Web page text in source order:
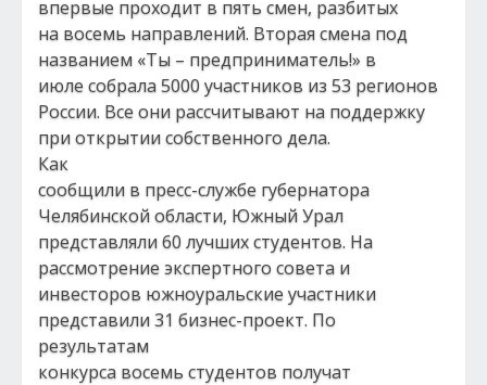
впервые проходит в пять смен, разбитых
на восемь направлений. Вторая смена под
названием «Ты – предприниматель!» в
июле собрала 5000 участников из 53 регионов
России. Все они рассчитывают на поддержку
при открытии собственного дела.
Как
сообщили в пресс-службе губернатора
Челябинской области, Южный Урал
представляли 60 лучших студентов. На
рассмотрение экспертного совета и
инвесторов южноуральские участники
представили 31 бизнес-проект. По
результатам
конкурса восемь студентов получат